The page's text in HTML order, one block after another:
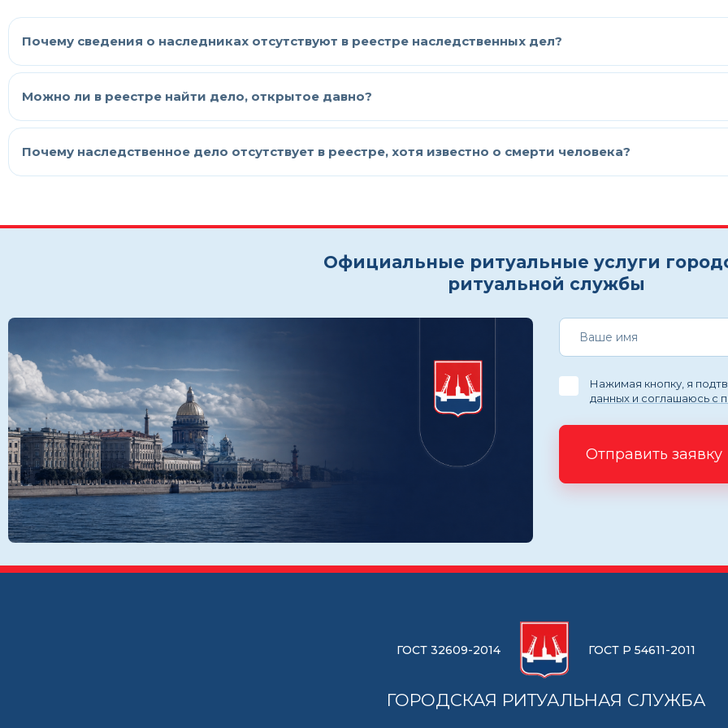
Почему сведения о наследниках отсутствуют в реестре наследственных дел?
Можно ли в реестре найти дело, открытое давно?
Почему наследственное дело отсутствует в реестре, хотя известно о смерти человека?
Официальные ритуальные услуги
ритуальной службы
Нажимая кнопку, я
данных и соглашаюсь с
Отправить заявку
ГОСТ 32609-2014 ГОСТ Р 54611-2011
ГОРОДСКАЯ РИТУАЛЬНАЯ СЛУЖБА